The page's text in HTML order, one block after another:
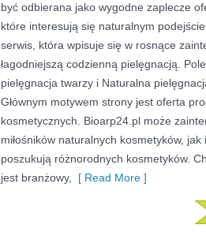
być odbierana jako wygodne zaplecze
które interesują się naturalnym
serwis, która wpisuje się w rosnące
łagodniejszą codzienną pielęgnacją.
pielęgnacja twarzy i Naturalna
Głównym motywem strony jest oferta
kosmetycznych. Bioarp24.pl może
miłośników naturalnych kosmetyków,
poszukują różnorodnych kosmetyków.
jest branżowy,
[ Read More ]